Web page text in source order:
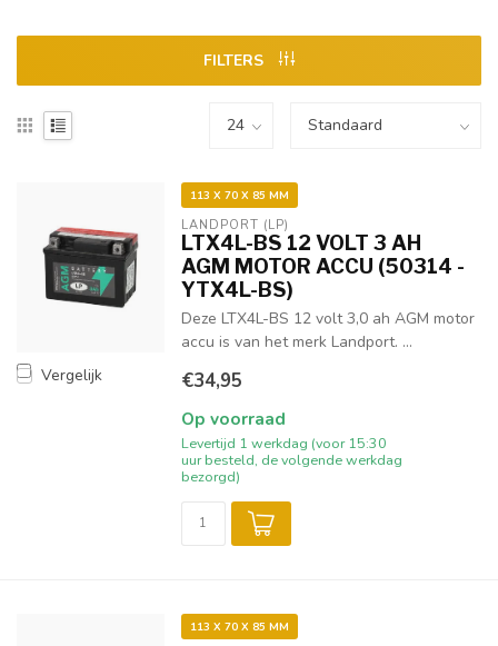
FILTERS
Vergelijk
113 X 70 X 85 MM
LANDPORT (LP)
LTX4L-BS 12 VOLT 3 AH
AGM MOTOR ACCU (50314 -
YTX4L-BS)
Deze LTX4L-BS 12 volt 3,0 ah AGM motor
accu is van het merk Landport. ...
€34,95
Op voorraad
Levertijd 1 werkdag (voor 15:30
uur besteld, de volgende werkdag
bezorgd)
113 X 70 X 85 MM